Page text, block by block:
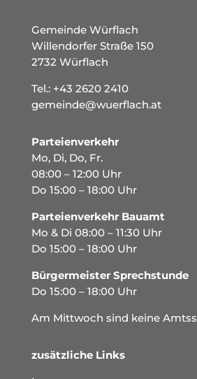
Gemeinde Würflach
Willendorfer Straße 150
2732 Würflach
Tel.: +43 2620 2410
gemeinde@wuerflach.at
Parteienverkehr
Mo, Di, Do, Fr.
08:00 – 12:00 Uhr
Do 15:00 – 18:00 Uhr
Parteienverkehr Bauamt
Mo & Di 08:00 – 11:30 Uhr
Do 15:00 – 18:00 Uhr
Bürgermeister Sprechstunde
Do 15:00 – 18:00 Uhr
Am Mittwoch sind keine
zusätzliche Links